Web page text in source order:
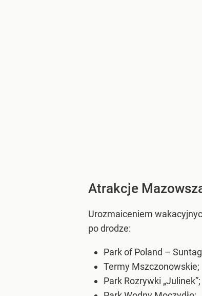
Atrakcje
Urozmaiceniem
po drodze:
Park of Poland –
Termy Mszczonowskie;
Park Rozrywki „Julinek”;